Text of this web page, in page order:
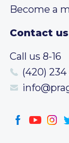
Become a
Contact us
Call us 8-16
(420)